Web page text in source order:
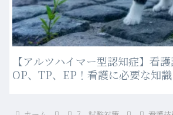
【アルツハイマー型認知症】看
OP、TP、EP！看護に必要な知識